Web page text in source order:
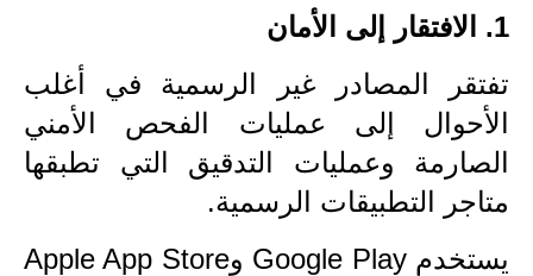
مرشحات
المرحلة الابتدائية
المرحلة المتوسطة
المرحلة الاعدادية
1. الافتقار إلى الأمان
تفتقر المصادر غير الرسمية في أغلب
الأحوال إلى عمليات الفحص الأمني
الصارمة وعمليات التدقيق التي تطبقها
متاجر التطبيقات الرسمية.
يستخدم Google Play وApple App Store